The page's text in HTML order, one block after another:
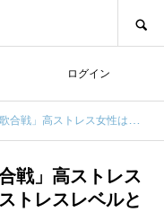
ログイン
スレベルと年越しテレビ視聴をまとめたプレスリリースを配信しました。
戦」高ストレス
トレスレベルと